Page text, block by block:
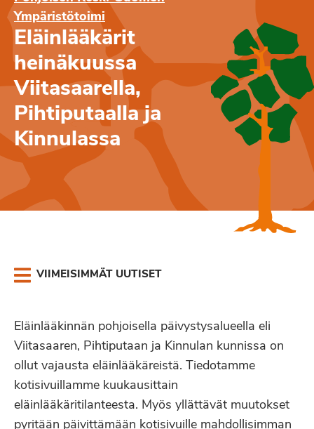
Ympäristötoimi
Eläinlääkärit
heinäkuussa
Viitasaarella,
Pihtiputaalla ja
Kinnulassa
VIIMEISIMMÄT UUTISET
Eläinlääkinnän pohjoisella päivystysalueella eli
Viitasaaren, Pihtiputaan ja Kinnulan kunnissa on
ollut vajausta eläinlääkäreistä. Tiedotamme
kotisivuillamme kuukausittain
eläinlääkäritilanteesta. Myös yllättävät muutokset
pyritään päivittämään kotisivuille mahdollisimman